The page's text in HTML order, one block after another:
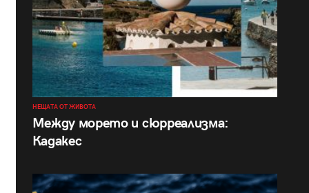
НЕЩАТА ОТ ЖИВОТА
Между морето и сюрреализма:
Кадакес